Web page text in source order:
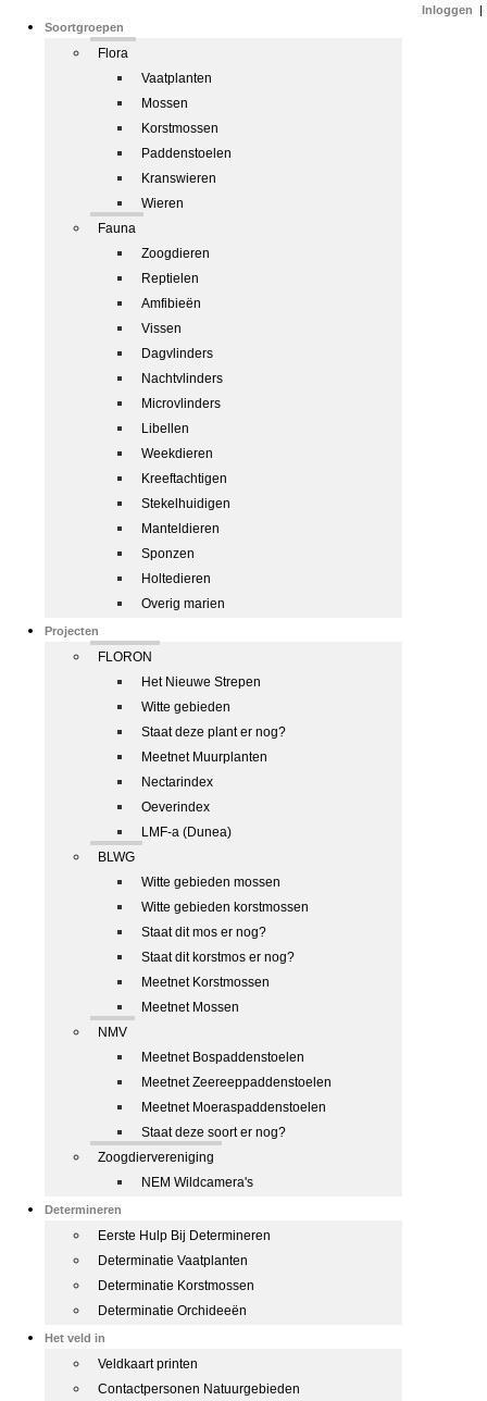
Soortgroepen
Flora
Vaatplanten
Mossen
Korstmossen
Paddenstoelen
Kranswieren
Wieren
Fauna
Zoogdieren
Reptielen
Amfibieën
Vissen
Dagvlinders
Nachtvlinders
Microvlinders
Libellen
Weekdieren
Kreeftachtigen
Stekelhuidigen
Manteldieren
Sponzen
Holtedieren
Overig marien
Projecten
FLORON
Het Nieuwe Strepen
Witte gebieden
Staat deze plant er nog?
Meetnet Muurplanten
Nectarindex
Oeverindex
LMF-a (Dunea)
BLWG
Witte gebieden mossen
Witte gebieden korstmossen
Staat dit mos er nog?
Staat dit korstmos er nog?
Meetnet Korstmossen
Meetnet Mossen
NMV
Meetnet Bospaddenstoelen
Meetnet Zeereeppaddenstoelen
Meetnet Moeraspaddenstoelen
Staat deze soort er nog?
Zoogdiervereniging
NEM Wildcamera's
Determineren
Eerste Hulp Bij Determineren
Determinatie Vaatplanten
Determinatie Korstmossen
Determinatie Orchideeën
Het veld in
Veldkaart printen
Contactpersonen Natuurgebieden
Inloggen |